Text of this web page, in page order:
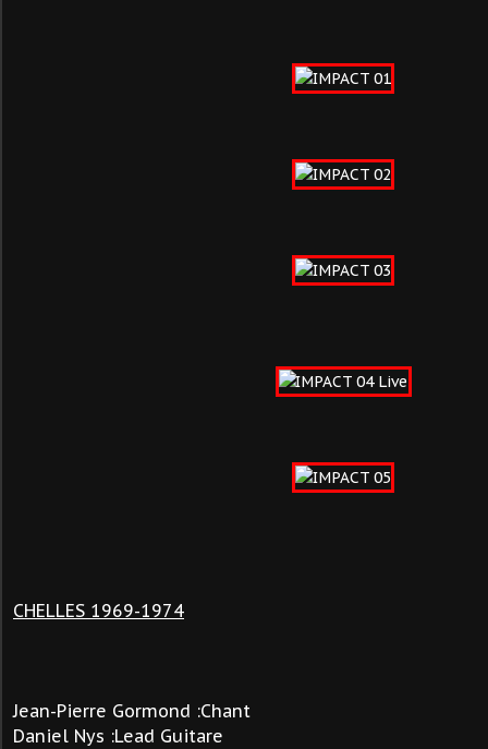
CHELLES 1969-1974
Jean-Pierre Gormond :Chant
Daniel Nys :Lead Guitare